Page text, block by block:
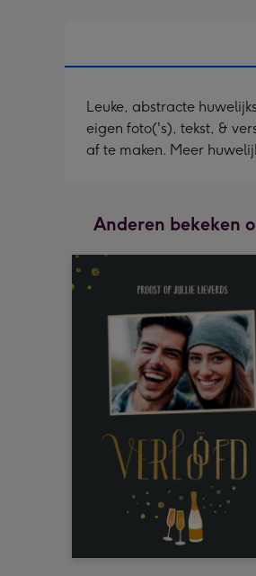
Leuke, abstracte
eigen foto('s), tekst, &
af te maken. Meer
Anderen bekeken